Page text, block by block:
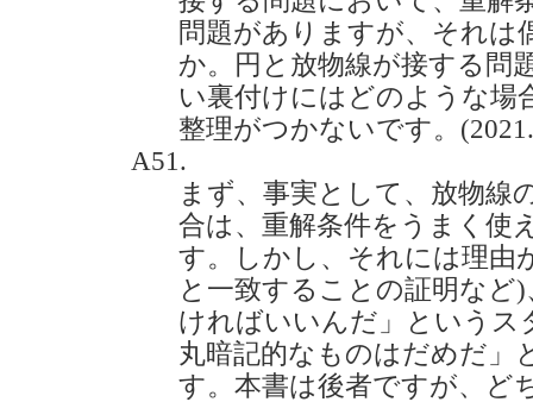
問題がありますが、それは
か。円と放物線が接する問
い裏付けにはどのような場
整理がつかないです。
A51.
まず、事実として、放物線
合は、重解条件をうまく使
す。しかし、それには理由
と一致することの証明など
ければいいんだ」というス
丸暗記的なものはだめだ」
す。本書は後者ですが、ど